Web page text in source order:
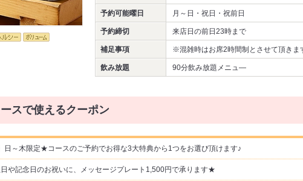
予約可能曜日 月～日・祝日・祝前日
予約締切 来店日の前日23時まで
補足事項 ※混雑時はお席2時間制とさせて頂きま
飲み放題 90分飲み放題メニュ―
スで使えるクーポン
日～木限定★コースのご予約でお得な3大特典から1つをお選び頂けます♪
や記念日のお祝いに、メッセージプレート1,500円で承ります★